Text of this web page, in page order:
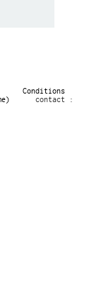
Conditions
contact :